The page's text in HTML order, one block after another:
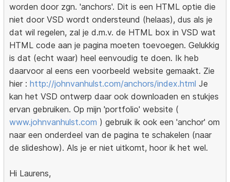
worden door zgn. 'anchors'. Dit is een HTML optie die
niet door VSD wordt ondersteund (helaas), dus als je
dat wil regelen, zal je d.m.v. de HTML box in VSD wat
HTML code aan je pagina moeten toevoegen. Gelukkig
is dat (echt waar) heel eenvoudig te doen. Ik heb
daarvoor al eens een voorbeeld website gemaakt. Zie
hier :http://johnvanhulst.com/anchors/index.html Je
kan het VSD ontwerp daar ook downloaden en stukjes
ervan gebruiken. Op mijn 'portfolio' website (
www.johnvanhulst.com ) gebruik ik ook een 'anchor' om
naar een onderdeel van de pagina te schakelen (naar
de slideshow). Als je er niet uitkomt, hoor ik het wel.
Hi Laurens,